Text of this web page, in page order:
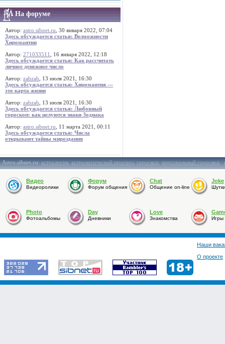
На форуме
Автор: astro.sibnet.ru , 30 января 2022, 07:04
Здесь обсуждается статья: Возможности
Хиромантии
Автор: 271033511
, 16 января 2022, 12:18
Здесь обсуждается статья: Как рассчитать
личное денежное число
Автор: zabzab , 13 июля 2021, 16:30
Здесь обсуждается статья: Хиромантия —
это карта жизни
Автор: zabzab , 13 июля 2021, 16:30
Здесь обсуждается статья: Любовный
гороскоп: как целуются знаки Зодиака
Автор: astro.sibnet.ru , 11 марта 2021, 00:11
Здесь обсуждается статья: Числа
открывают тайны мироздания
Astro.sibnet.ru:астрология,астрологический прогноз,гороскоп,персональный гороскоп,
Видео
Видеоролики
Форум
Форум общения
Chat
Общение on-line
Joke
Photo
Фотоальбомы
Day
Дневники
Love
Знакомства Игры
Наши
О проекте